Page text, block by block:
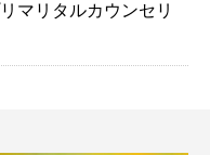
マリタルカウンセリ